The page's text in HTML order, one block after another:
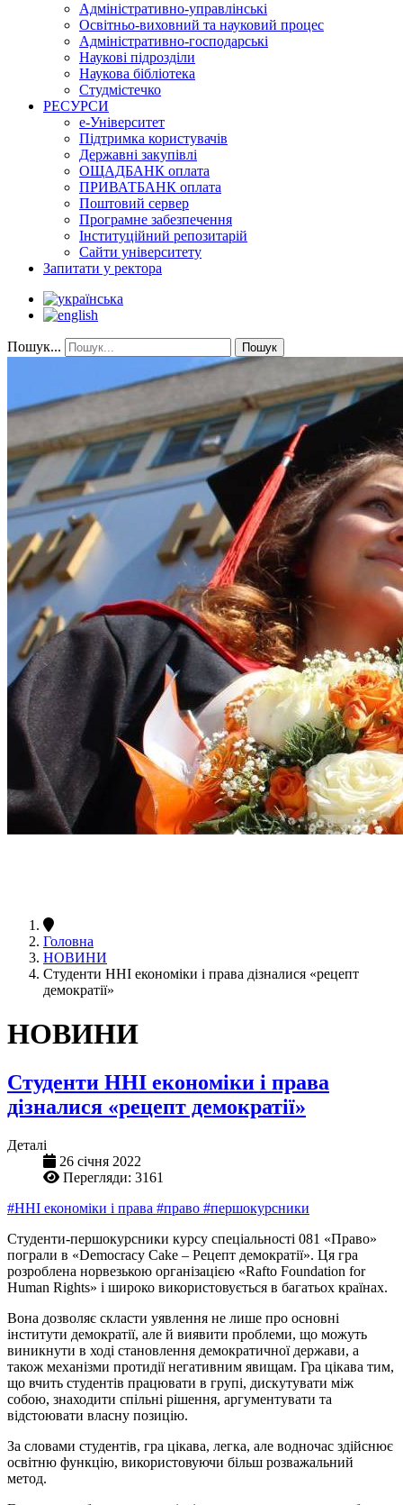
Адміністративно-управлінські
Освітньо-виховний та науковий процес
Адміністративно-господарські
Наукові підрозділи
Наукова бібліотека
Студмістечко
РЕСУРСИ
е-Університет
Підтримка користувачів
Державні закупівлі
ОЩАДБАНК оплата
ПРИВАТБАНК оплата
Поштовий сервер
Програмне забезпечення
Інституційний репозитарій
Сайти університету
Запитати у ректора
Пошук... Пошук
Головна
НОВИНИ
Студенти ННІ економіки і права дізналися «рецепт
демократії»
НОВИНИ
Студенти ННІ економіки і права
дізналися «рецепт демократії»
Деталі
26 січня 2022
Перегляди: 3161
#ННІ економіки і права #право #першокурсники
Студенти-першокурсники курсу спеціальності 081 «‎Право»
пограли в «Democracy Cake – Рецепт демократії». Ця гра
розроблена норвезькою організацією «Rafto Foundation for
Human Rights» і широко використовується в багатьох країнах.
Вона дозволяє скласти уявлення не лише про основні
інститути демократії, але й виявити проблеми, що можуть
виникнути в ході становлення демократичної держави, а
також механізми протидії негативним явищам. Гра цікава тим,
що вчить студентів працювати в групі, дискутувати між
собою, знаходити спільні рішення, аргументувати та
відстоювати власну позицію.
За словами студентів, гра цікава, легка, але водночас здійснює
освітню функцію, використовуючи більш розважальний
метод.